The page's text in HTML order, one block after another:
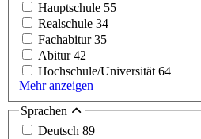
Hauptschule 55
Realschule 34
Fachabitur35
Abitur42
Hochschule/Universität 64
Mehr anzeigen
Sprachen
Deutsch 89